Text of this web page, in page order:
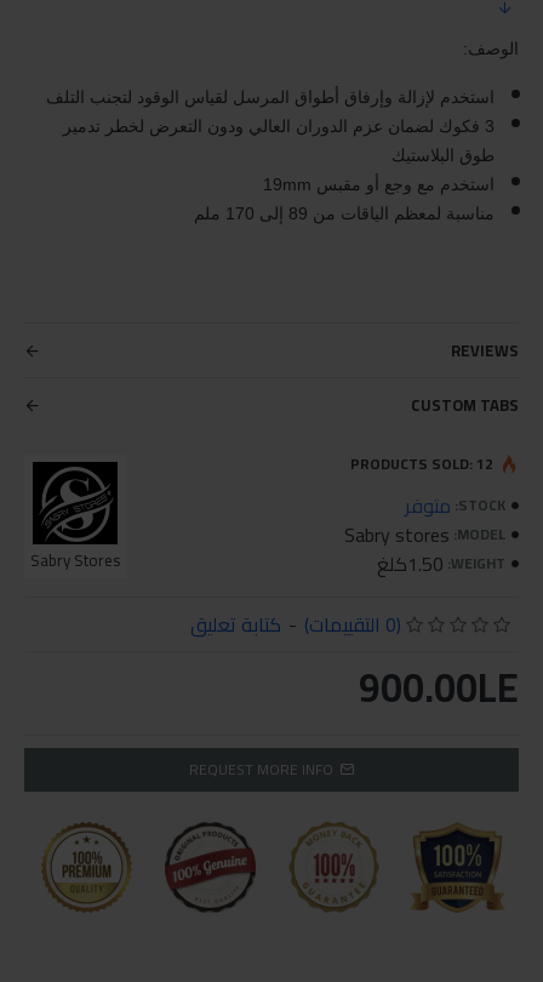
الوصف:
استخدم لإزالة وإرفاق أطواق المرسل لقياس الوقود لتجنب التلف
3 فكوك لضمان عزم الدوران العالي ودون التعرض لخطر تدمير
طوق البلاستيك
استخدم مع وجع أو مقبس 19mm
مناسبة لمعظم الياقات من 89 إلى 170 ملم
REVIEWS
CUSTOM TABS
STOCK: متوفر
MODEL:
Sabry stores
WEIGHT: 1.50كلغ Sabry Stores
PRODUCTS SOLD: 12
(0 التقييمات) - كتابة تعليق
900.00LE
REQUEST MORE INFO